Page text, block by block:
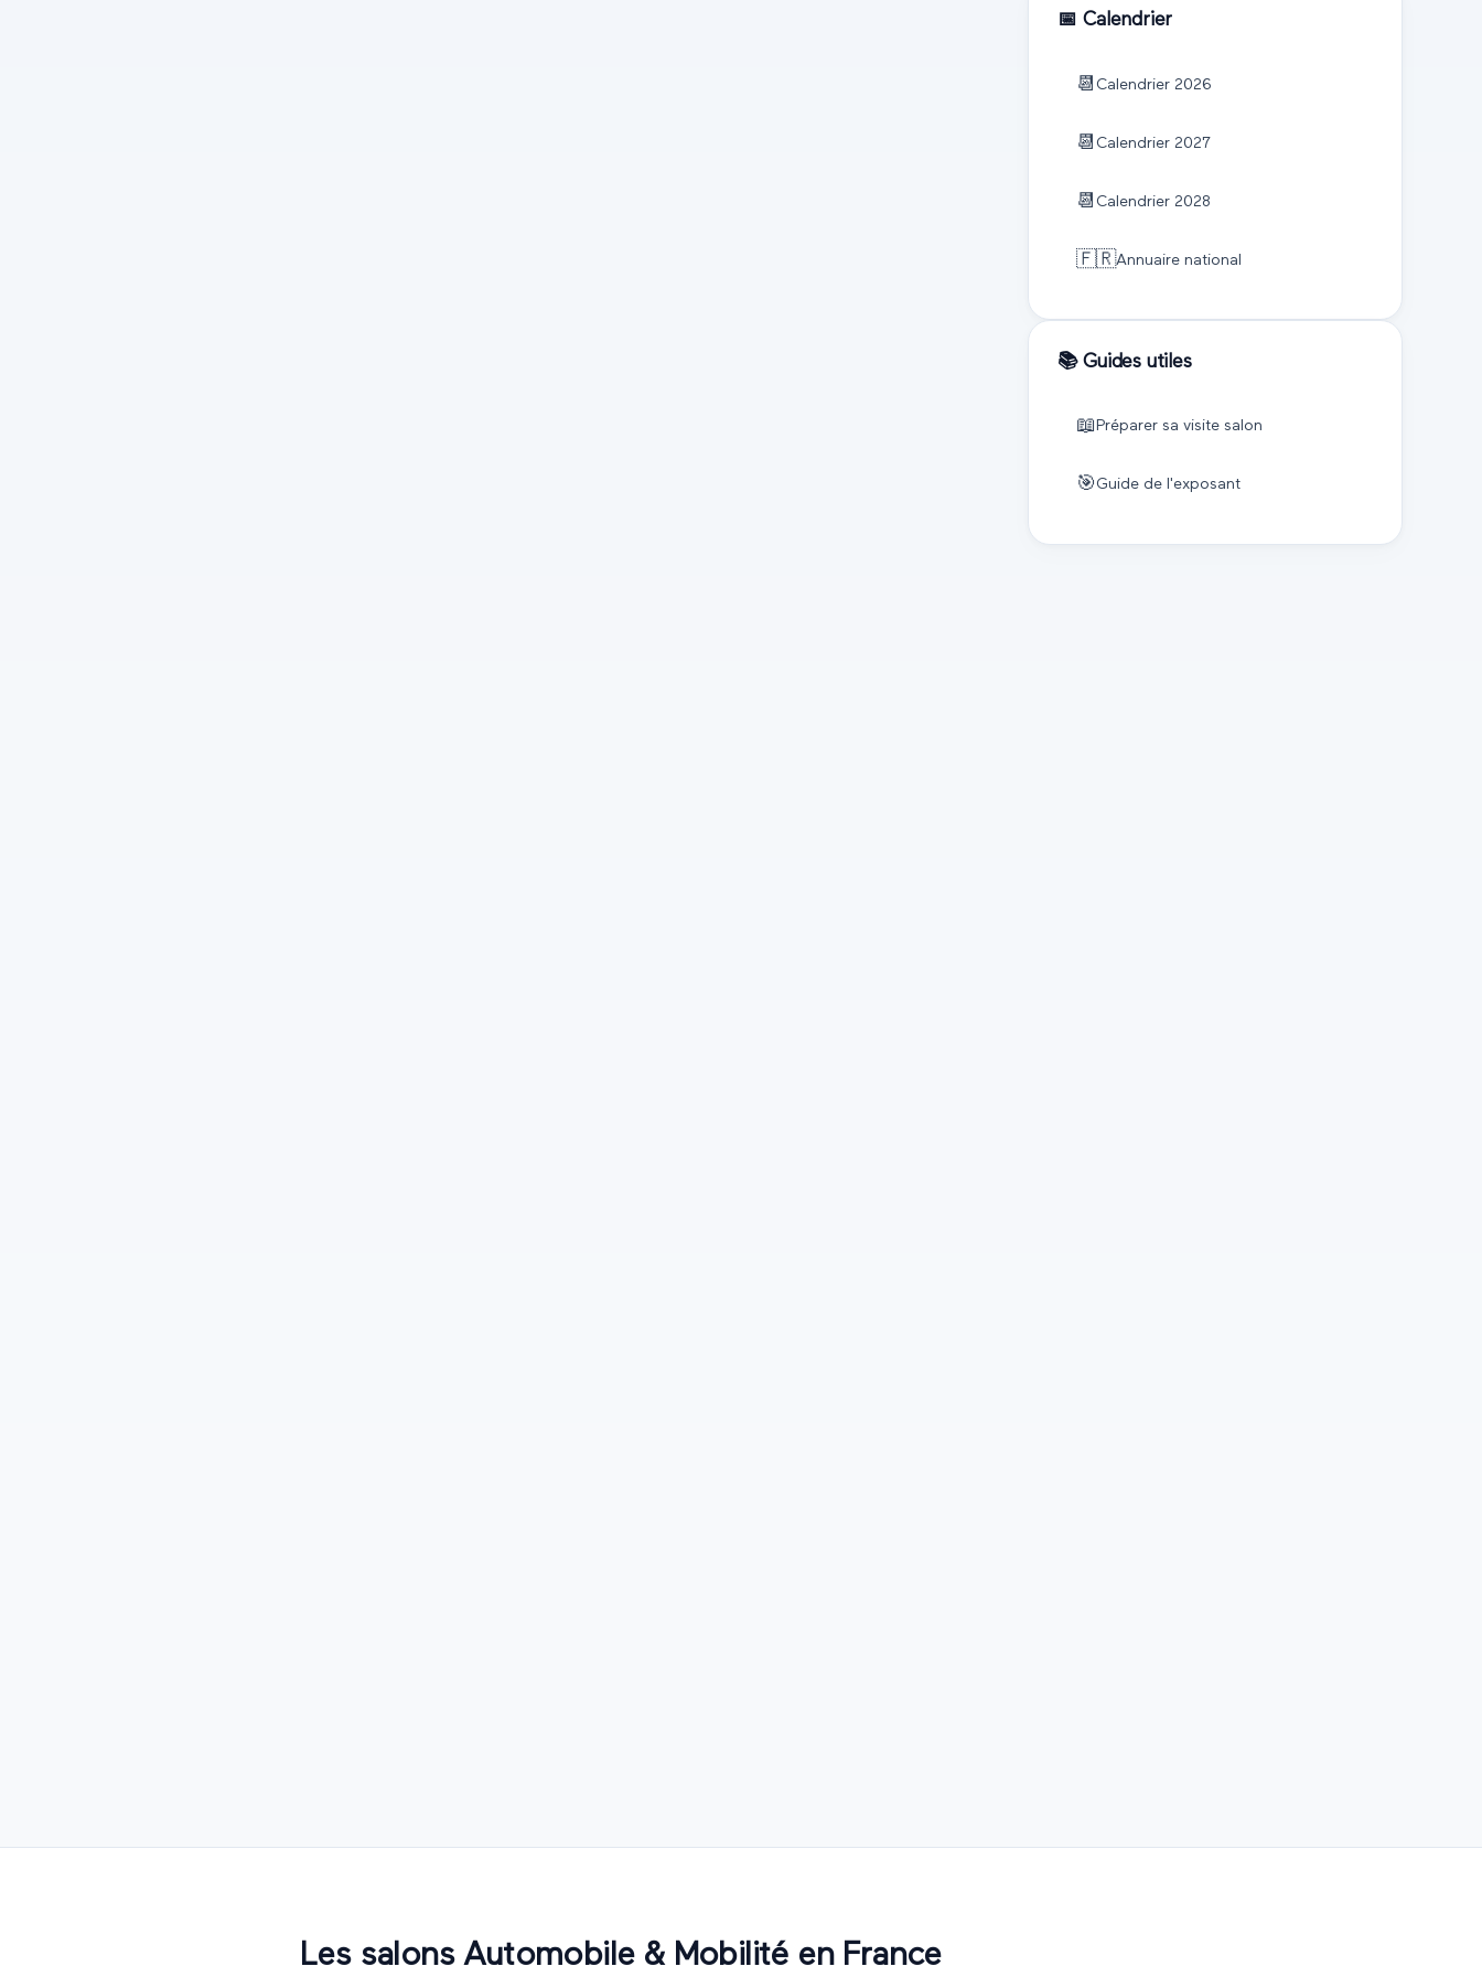
📅 Calendrier
📆 Calendrier 2026
📆 Calendrier 2027
📆 Calendrier 2028
🇫🇷Annuaire national
📚 Guides utiles
📖 Préparer sa visite salon
🎯 Guide de l'exposant
Les salons Automobile & Mobilité en France